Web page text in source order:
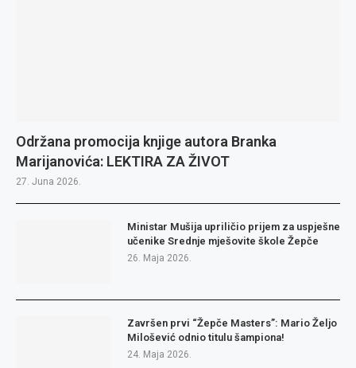
Održana promocija knjige autora Branka
Marijanovića: LEKTIRA ZA ŽIVOT
27. Juna 2026.
Ministar Mušija upriličio prijem za uspješne
učenike Srednje mješovite škole Žepče
26. Maja 2026.
Završen prvi “Žepče Masters”: Mario Željo
Milošević odnio titulu šampiona!
24. Maja 2026.